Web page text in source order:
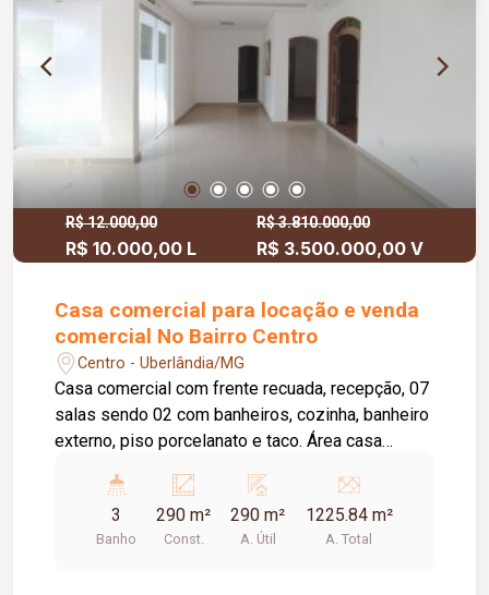
R$ 12.000,00
R$ 10.000,00 L
R$ 3.810.000,00
R$ 3.500.000,00 V
Casa comercial para locação e venda
comercial No Bairro Centro
Centro - Uberlândia/MG
Casa comercial com frente recuada, recepção, 07
salas sendo 02 com banheiros, cozinha, banheiro
externo, piso porcelanato e taco. Área casa
Área total 1270M²
3
Banho
290 m²
Const.
290 m²
A. Útil
1225.84 m²
A. Total